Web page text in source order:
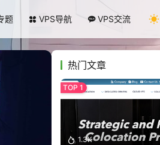
题 VPS导航 VPS交流
热门文章
1.3K